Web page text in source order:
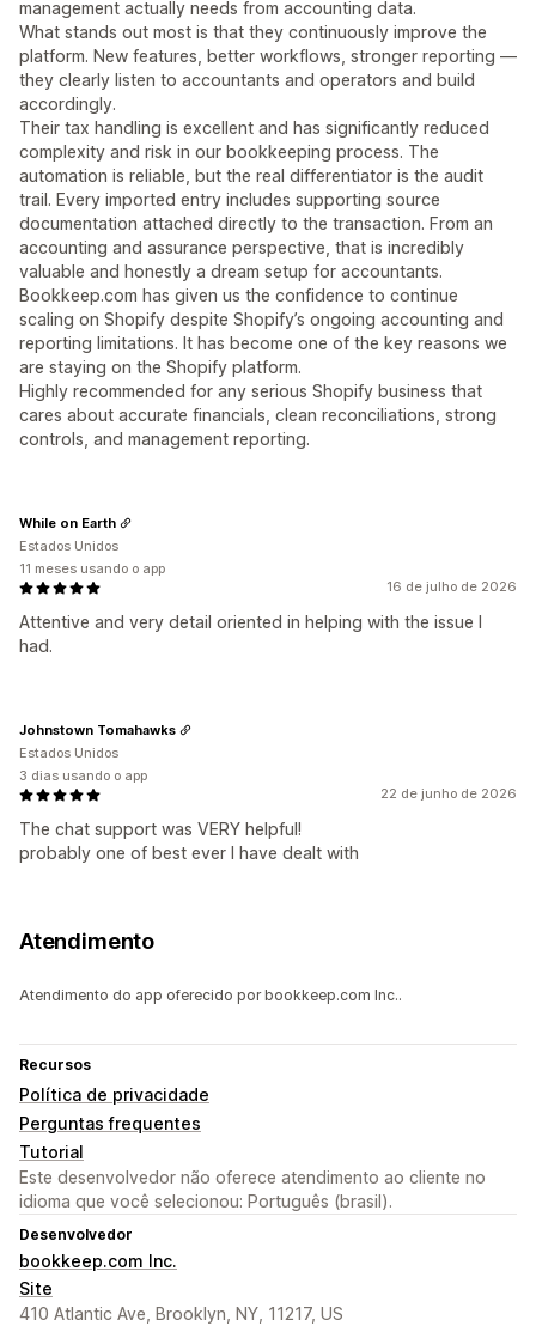
management actually needs from accounting data.
What stands out most is that they continuously improve the
platform. New features, better workflows, stronger reporting —
they clearly listen to accountants and operators and build
accordingly.
Their tax handling is excellent and has significantly reduced
complexity and risk in our bookkeeping process. The
automation is reliable, but the real differentiator is the audit
trail. Every imported entry includes supporting source
documentation attached directly to the transaction. From an
accounting and assurance perspective, that is incredibly
valuable and honestly a dream setup for accountants.
Bookkeep.com has given us the confidence to continue
scaling on Shopify despite Shopify’s ongoing accounting and
reporting limitations. It has become one of the key reasons we
are staying on the Shopify platform.
Highly recommended for any serious Shopify business that
cares about accurate financials, clean reconciliations, strong
controls, and management reporting.
16 de julho de 2026
Attentive and very detail oriented in helping with the issue I
had.
While on Earth
Estados Unidos
11 meses usando o app
22 de junho de 2026
The chat support was VERY helpful!
probably one of best ever I have dealt with
Johnstown Tomahawks
Estados Unidos
3 dias usando o app
Atendimento
Atendimento do app oferecido por bookkeep.com Inc..
Recursos
Política de privacidade
Perguntas frequentes
Tutorial
Este desenvolvedor não oferece atendimento ao cliente no
idioma que você selecionou: Português (brasil).
Desenvolvedor
bookkeep.com Inc.
Site
410 Atlantic Ave, Brooklyn, NY, 11217, US